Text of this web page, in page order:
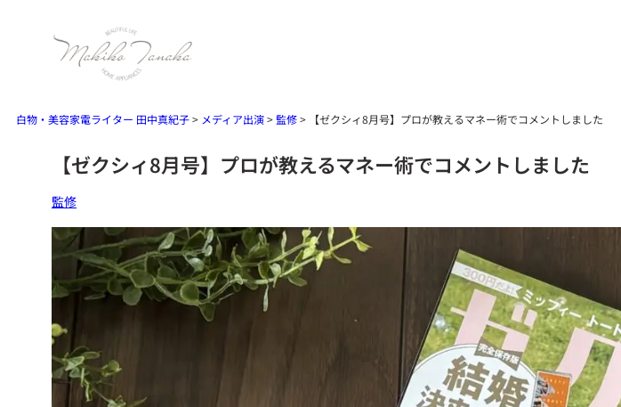
キ白物・美容家電ライター 田中真紀子> メディア出演> 監修> 【ゼクシィ8月号】プロが教えるマネー術でコメントしました
【ゼクシィ8月号】プロが教えるマネー術でコメントしました
監修